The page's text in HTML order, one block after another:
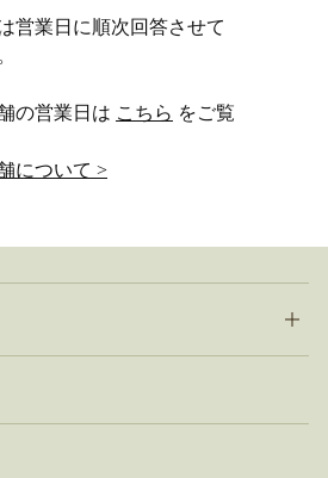
営業日に順次回答させて
の営業日は こちら をご覧
について >